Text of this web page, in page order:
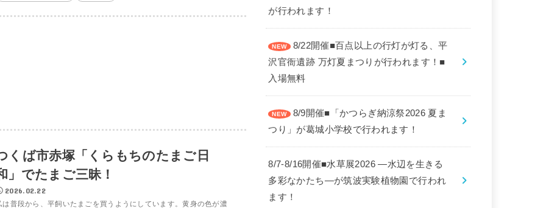
くば市赤塚「くらもちのたまご日
」でたまご三昧！
2026.02.22
は普段から、平飼いたまごを買うようにしています。黄身の色が濃
が行われます！
8/22開催■百点以上の行灯が灯る、平
沢官衙遺跡 万灯夏まつりが行われます！■
入場無料
8/9開催■「かつらぎ納涼祭2026 夏ま
つり」が葛城小学校で行われます！
8/7-8/16開催■水草展2026 ―水辺を生きる
多彩なかたち―が筑波実験植物園で行われ
ます！